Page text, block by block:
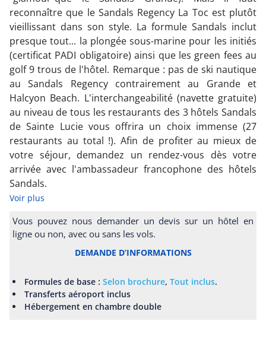
reconnaître que le Sandals Regency La Toc est plutôt
vieillissant dans son style. La formule Sandals inclut
presque tout... la plongée sous-marine pour les initiés
(certificat PADI obligatoire) ainsi que les green fees au
golf 9 trous de l'hôtel. Remarque : pas de ski nautique
au Sandals Regency contrairement au Grande et
Halcyon Beach. L'interchangeabilité (navette gratuite)
au niveau de tous les restaurants des 3 hôtels Sandals
de Sainte Lucie vous offrira un choix immense (27
restaurants au total !). Afin de profiter au mieux de
votre séjour, demandez un rendez-vous dès votre
arrivée avec l'ambassadeur francophone des hôtels
Sandals.
Voir plus
Vous pouvez nous demander un devis sur un hôtel en
ligne ou non, avec ou sans les vols.
DEMANDE D’INFORMATIONS
Formules de base :Selon brochure,Tout inclus.
Transferts aéroport inclus
Hébergement en chambre double